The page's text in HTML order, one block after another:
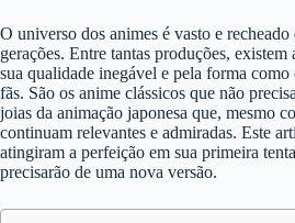
O universo dos animes é vasto e
gerações. Entre tantas produções, existem
sua qualidade inegável e pela forma
fãs. São os anime clássicos que não
joias da animação japonesa que, mesmo
continuam relevantes e admiradas. Este
atingiram a perfeição em sua primeira
precisarão de uma nova versão.